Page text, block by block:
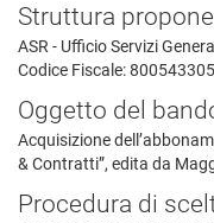
Struttura
ASR - Ufficio Servizi
Codice Fiscale:
Oggetto del
Acquisizione
& Contratti”, edita da
Procedura di